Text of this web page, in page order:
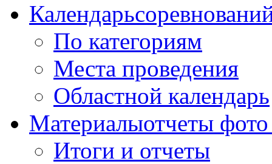
Календарь
По категориям
Места проведения
Областной календарь
Материалыотчеты
Итоги и отчеты